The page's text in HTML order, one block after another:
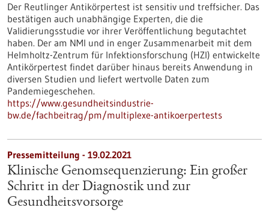
Der Reutlinger Antikörpertest ist sensitiv und treffsicher. Das
bestätigen auch unabhängige Experten, die die
Validierungsstudie vor ihrer Veröffentlichung begutachtet
haben. Der am NMI und in enger Zusammenarbeit mit dem
Helmholtz-Zentrum für Infektionsforschung (HZI) entwickelte
Antikörpertest findet darüber hinaus bereits Anwendung in
diversen Studien und liefert wertvolle Daten zum
Pandemiegeschehen.
https://www.gesundheitsindustrie-
bw.de/fachbeitrag/pm/multiplexe-antikoerpertests
Pressemitteilung - 19.02.2021
Klinische Genomsequenzierung: Ein großer
Schritt in der Diagnostik und zur
Gesundheitsvorsorge